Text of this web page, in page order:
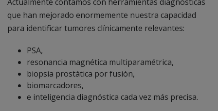
que han mejorado enormemente nuestra capacidad
para identificar tumores clínicamente relevantes:
PSA,
resonancia magnética multiparamétrica,
biopsia prostática por fusión,
biomarcadores,
e inteligencia diagnóstica cada vez más precisa.